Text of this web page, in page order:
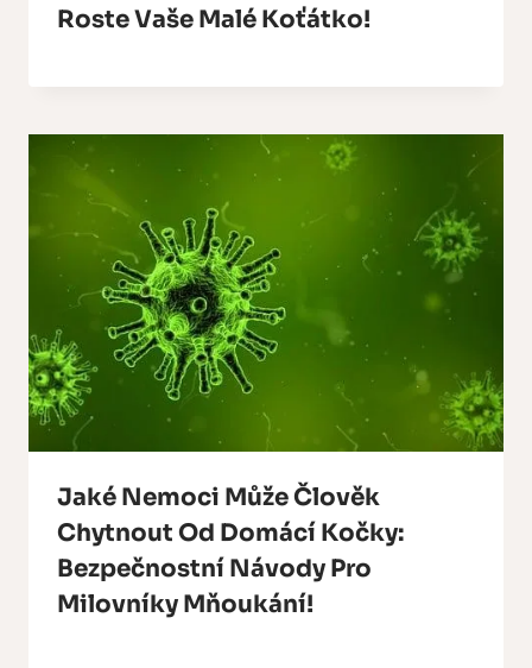
Roste Vaše Malé Koťátko!
Jaké Nemoci Může Člověk
Chytnout Od Domácí Kočky:
Bezpečnostní Návody Pro
Milovníky Mňoukání!